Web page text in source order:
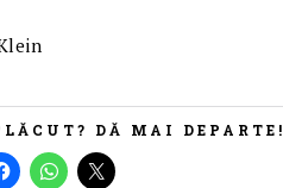
DĂ MAI DEPARTE!